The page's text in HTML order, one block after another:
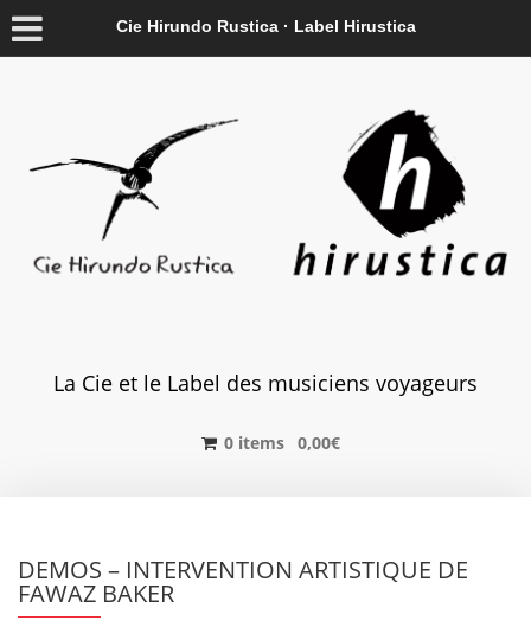
Cie Hirundo Rustica · Label Hirustica
La Cie et le Label des musiciens voyageurs
0 items 0,00€
DEMOS – INTERVENTION ARTISTIQUE DE
FAWAZ BAKER